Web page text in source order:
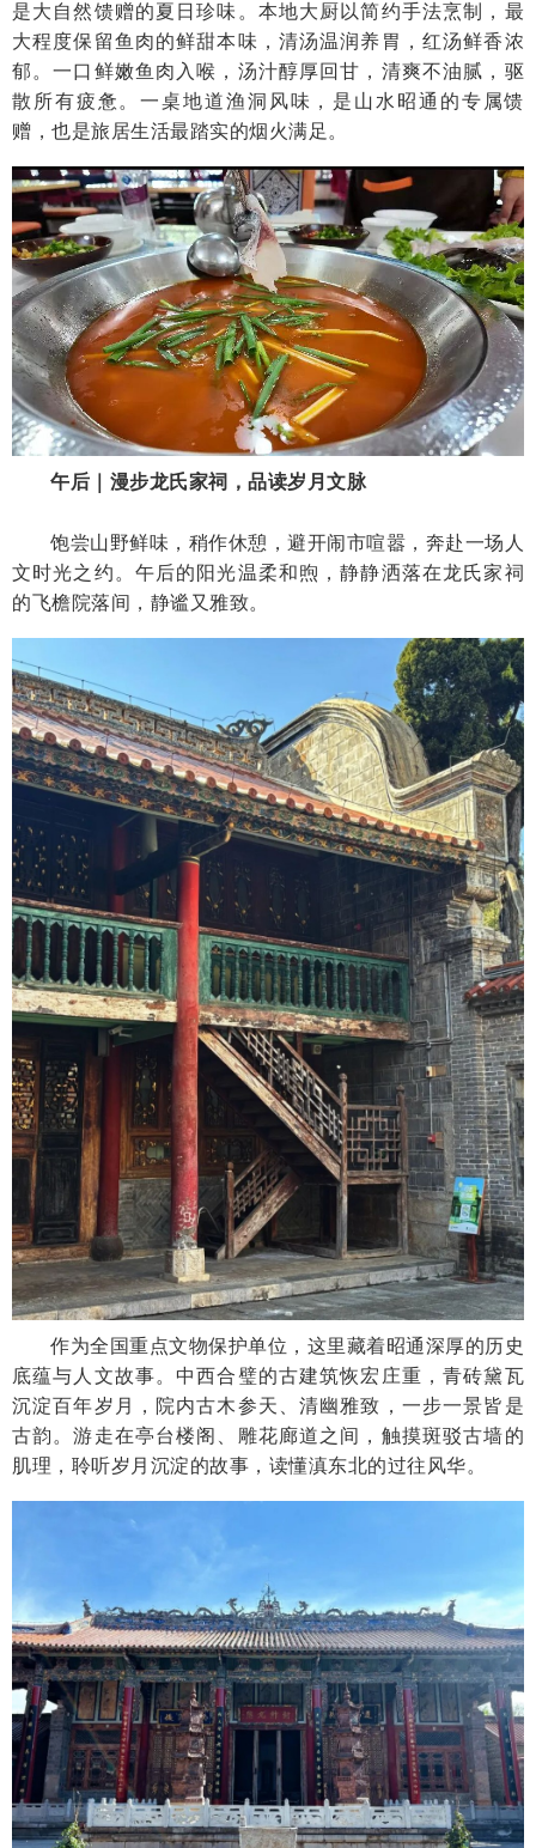
是大自然馈赠的夏日珍味。本地大厨以简约手法烹制，最
大程度保留鱼肉的鲜甜本味，清汤温润养胃，红汤鲜香浓
郁。一口鲜嫩鱼肉入喉，汤汁醇厚回甘，清爽不油腻，驱
散所有疲惫。一桌地道渔洞风味，是山水昭通的专属馈
赠，也是旅居生活最踏实的烟火满足。
午后｜漫步龙氏家祠，品读岁月文脉
饱尝山野鲜味，稍作休憩，避开闹市喧嚣，奔赴一场人
文时光之约。午后的阳光温柔和煦，静静洒落在龙氏家祠
的飞檐院落间，静谧又雅致。
作为全国重点文物保护单位，这里藏着昭通深厚的历史
底蕴与人文故事。中西合璧的古建筑恢宏庄重，青砖黛瓦
沉淀百年岁月，院内古木参天、清幽雅致，一步一景皆是
古韵。游走在亭台楼阁、雕花廊道之间，触摸斑驳古墙的
肌理，聆听岁月沉淀的故事，读懂滇东北的过往风华。